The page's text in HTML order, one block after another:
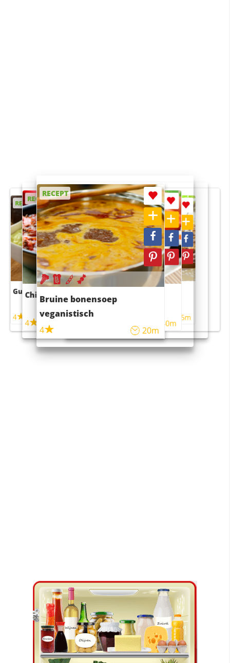
RECEPT
Guacamole
4
RECEPT
Chili con carne
4
RECEPT
Bruine bonensoep
veganistisch
4
20m
RECEPT
Sushi rijstsalade
maaltijdsalade
40m
RECEPT
4 55m